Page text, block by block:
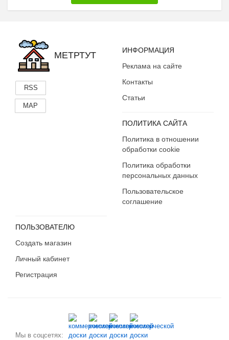
МЕТРТУТ
RSS
MAP
ИНФОРМАЦИЯ
Реклама на сайте
Контакты
Статьи
ПОЛИТИКА САЙТА
Политика в отношении
обработки cookie
Политика обработки
персональных данных
Пользовательское
соглашение
ПОЛЬЗОВАТЕЛЮ
Создать магазин
Личный кабинет
Регистрация
Мы в соцсетях: